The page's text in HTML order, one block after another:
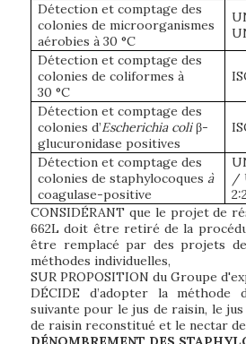
Détection et comptage des
colonies de microorganismes
aérobies à 30 °C
Détection et comptage des
colonies de coliformes à
30 °C
Détection et comptage des
colonies d’Escherichia coliβ-
glucuronidase positives
Détection et comptage des
colonies de staphylocoques à
coagulase-positive
/
CONSIDÉRANT que le projet de
662L doit être retiré de la
être remplacé par des projets
méthodes individuelles,
SUR PROPOSITION du Groupe
DÉCIDE d’adopter la méthode
suivante pour le jus de raisin, le
de raisin reconstitué et le nectar